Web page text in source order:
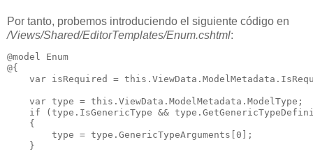
Por tanto, probemos introduciendo el siguiente código en
/Views/Shared/EditorTemplates/Enum.cshtml:
@model Enum
@{
var isRequired =
    var type = this.ViewData.ModelMetadata.ModelType;
if (type.IsGenericType &&
    {
        type = type.GenericTypeArguments[0];
    }